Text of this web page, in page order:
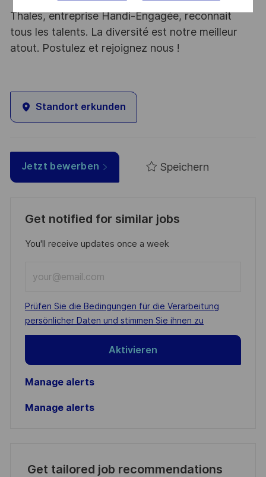
Thales, entreprise Handi-Engagée, reconnait
tous les talents. La diversité est notre meilleur
atout. Postulez et rejoignez nous !
Standort erkunden
Jetzt bewerben Speichern
Get notified for similar jobs
You'll receive updates once a week
Email
address
(Required)
Required
Prüfen Sie die Bedingungen für die Verarbeitung
persönlicher Daten und stimmen Sie ihnen zu
Aktivieren
Manage alerts
Manage alerts
Get tailored job recommendations